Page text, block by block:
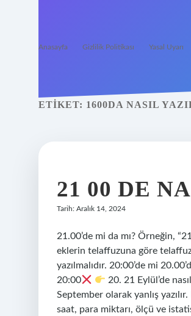
Anasayfa Gizlilik Politikası Yasal Uyarı
ETIKET: 1600DA NASIL
21 00 DE
Tarih: Aralık 14, 2024
21.00’de mi da mı? Örneğin,
eklerin telaffuzuna göre telaffuz
yazılmalıdır. 20:00’de mi
20:00
20. 21 Eylül’de
September olarak yanlış
saat, para miktarı, ölçü ve